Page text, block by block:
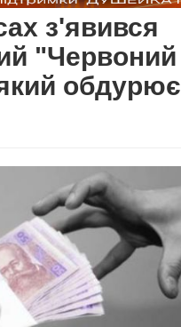
з'явився
"Червоний
обдурює